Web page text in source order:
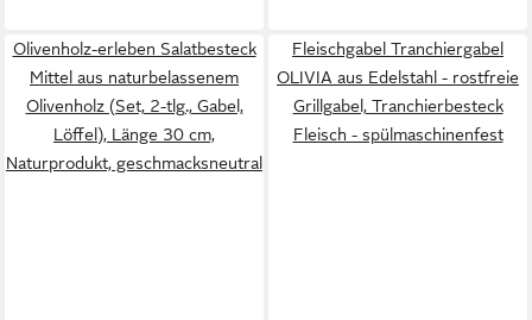
Olivenholz-erleben Salatbesteck
Mittel aus naturbelassenem
Olivenholz (Set, 2-tlg., Gabel,
Löffel), Länge 30 cm,
Naturprodukt, geschmacksneutral
Fleischgabel Tranchiergabel
OLIVIA aus Edelstahl - rostfreie
Grillgabel, Tranchierbesteck
Fleisch - spülmaschinenfest